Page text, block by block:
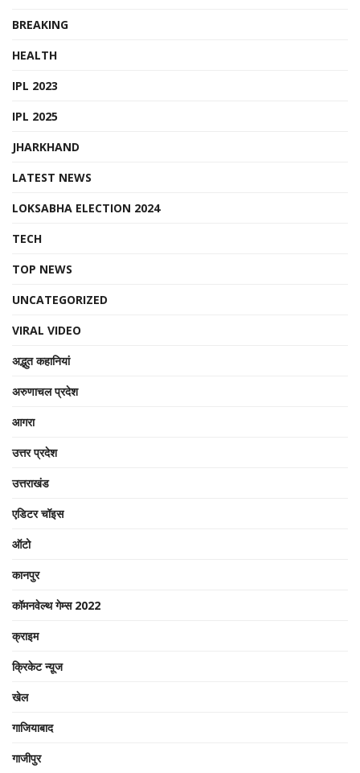
BREAKING
HEALTH
IPL 2023
IPL 2025
JHARKHAND
LATEST NEWS
LOKSABHA ELECTION 2024
TECH
TOP NEWS
UNCATEGORIZED
VIRAL VIDEO
अद्भुत कहानियां
अरुणाचल प्रदेश
आगरा
उत्तर प्रदेश
उत्तराखंड
एडिटर चॉइस
ऑटो
कानपुर
कॉमनवेल्थ गेम्स 2022
क्राइम
क्रिकेट न्यू़ज
खेल
गाजियाबाद
गाजीपुर